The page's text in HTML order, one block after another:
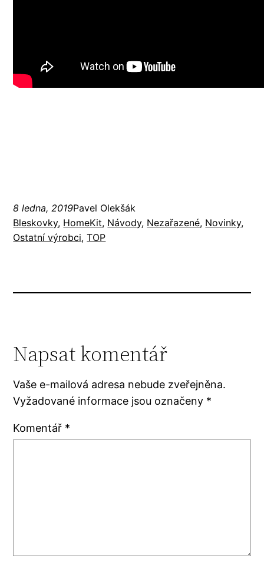
8 ledna, 2019Pavel Olekšák
Bleskovky, HomeKit, Návody, Nezařazené, Novinky
Ostatní výrobci, TOP
Napsat komentář
Vaše e-mailová adresa nebude zveřejněna.
Vyžadované informace jsou označeny *
Komentář *